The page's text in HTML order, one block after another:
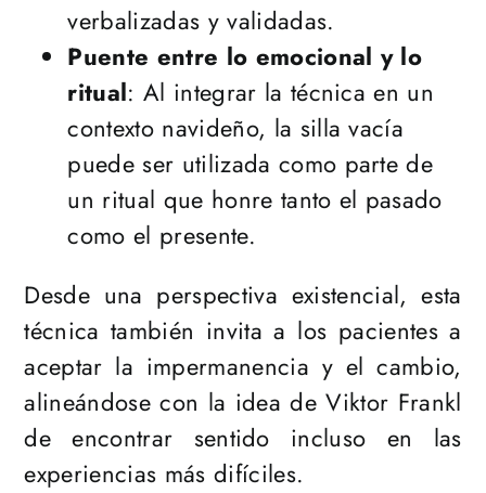
verbalizadas y validadas.
Puente entre lo emocional y lo
ritual: Al integrar la técnica en un
contexto navideño, la silla vacía
puede ser utilizada como parte de
un ritual que honre tanto el pasado
como el presente.
Desde una perspectiva existencial, esta
técnica también invita a los pacientes a
aceptar la impermanencia y el cambio,
alineándose con la idea de Viktor Frankl
de encontrar sentido incluso en las
experiencias más difíciles​​.